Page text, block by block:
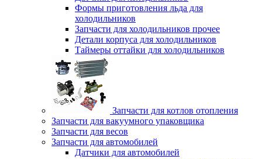
Формы приготовления льда для
холодильников
Запчасти для холодильников прочее
Детали корпуса для холодильников
Таймеры оттайки для холодильников
Запчасти для котлов отопления
Запчасти для вакуумного упаковщика
Запчасти для весов
Запчасти для автомобилей
Датчики для автомобилей